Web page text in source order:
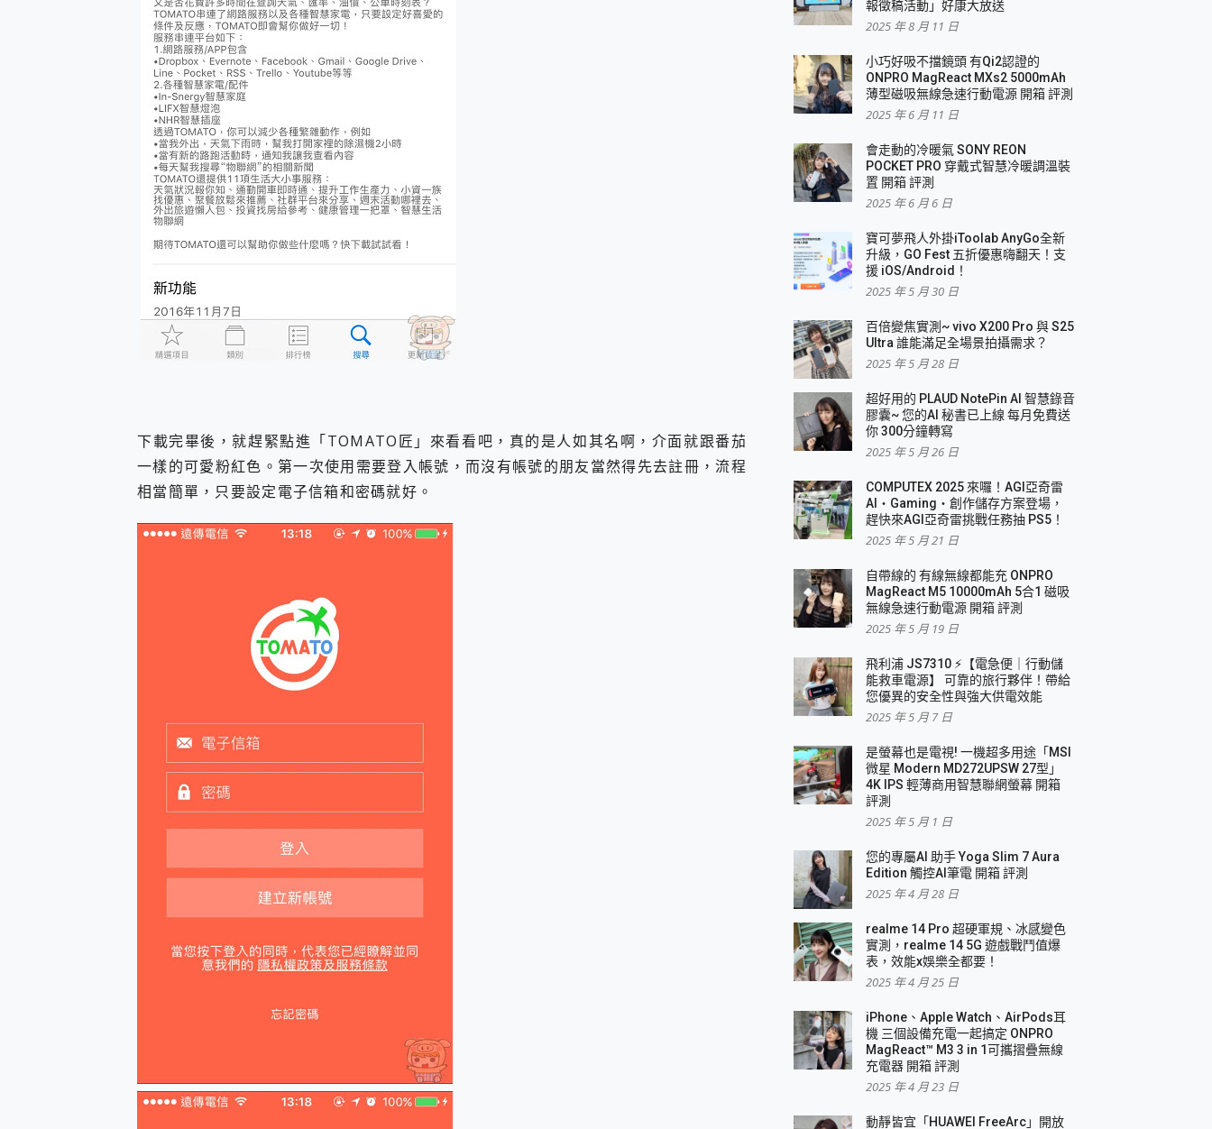
下載完畢後，就趕緊點進「TOMATO匠」來看看吧，真的是人如其名啊，介面就跟番茄
一樣的可愛粉紅色。第一次使用需要登入帳號，而沒有帳號的朋友當然得先去註冊，流程
相當簡單，只要設定電子信箱和密碼就好。
報徵稿活動」好康大放送
2025 年 8 月 11 日
小巧好吸不擋鏡頭 有Qi2認證的
ONPRO MagReact MXs2 5000mAh
薄型磁吸無線急速行動電源 開箱 評測
2025 年 6 月 11 日
會走動的冷暖氣 SONY REON
POCKET PRO 穿戴式智慧冷暖調溫裝
置 開箱 評測
2025 年 6 月 6 日
寶可夢飛人外掛iToolab AnyGo全新
升級，GO Fest 五折優惠嗨翻天！支
援 iOS/Android！
2025 年 5 月 30 日
百倍變焦實測~ vivo X200 Pro 與 S25
Ultra 誰能滿足全場景拍攝需求？
2025 年 5 月 28 日
超好用的 PLAUD NotePin AI 智慧錄音
膠囊~ 您的AI 秘書已上線 每月免費送
你 300分鐘轉寫
2025 年 5 月 26 日
COMPUTEX 2025 來囉！AGI亞奇雷
AI・Gaming・創作儲存方案登場，
趕快來AGI亞奇雷挑戰任務抽 PS5！
2025 年 5 月 21 日
自帶線的 有線無線都能充 ONPRO
MagReact M5 10000mAh 5合1 磁吸
無線急速行動電源 開箱 評測
2025 年 5 月 19 日
飛利浦 JS7310 ⚡【電急便｜行動儲
能救車電源】 可靠的旅行夥伴！帶給
您優異的安全性與強大供電效能
2025 年 5 月 7 日
是螢幕也是電視! 一機超多用途「MSI
微星 Modern MD272UPSW 27型」
4K IPS 輕薄商用智慧聯網螢幕 開箱
評測
2025 年 5 月 1 日
您的專屬AI 助手 Yoga Slim 7 Aura
Edition 觸控AI筆電 開箱 評測
2025 年 4 月 28 日
realme 14 Pro 超硬軍規、冰感變色
實測，realme 14 5G 遊戲戰鬥值爆
表，效能x娛樂全都要！
2025 年 4 月 25 日
iPhone、Apple Watch、AirPods耳
機 三個設備充電一起搞定 ONPRO
MagReact™ M3 3 in 1可攜摺疊無線
充電器 開箱 評測
2025 年 4 月 23 日
動靜皆宜「HUAWEI FreeArc」開放